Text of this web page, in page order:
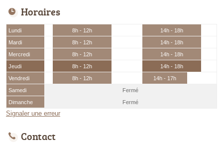
Horaires
Lundi 8h - 12h
14h - 18h
Mardi
8h - 12h
14h - 18h
Mercredi
8h - 12h
14h - 18h
Jeudi
8h - 12h
14h - 18h
Vendredi
8h - 12h
14h - 17h
Samedi
Fermé
Dimanche
Fermé
Signaler une erreur
Contact